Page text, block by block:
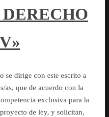
se dirige con este escrito a
as, que de acuerdo con la
exclusiva para la
de ley, y solicitan,